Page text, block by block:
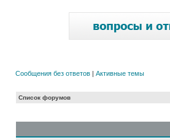
Сообщения без ответов | Активные темы
Список форумов